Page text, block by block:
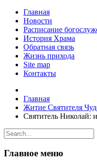
Главная
Новости
Расписание
История Храма
Обратная связь
Жизнь прихода
Site map
Контакты
Главная
Житие Святителя
Святитель Николай:
Главное меню